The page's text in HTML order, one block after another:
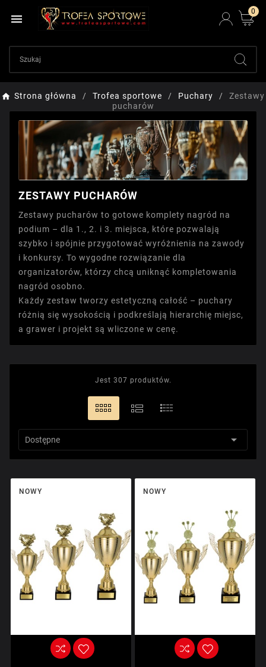

0
Strona główna Trofea sportowe Puchary
Zestawy
pucharów
ZESTAWY PUCHARÓW
Zestawy pucharów to gotowe komplety nagród na
podium – dla 1., 2. i 3. miejsca, które pozwalają
szybko i spójnie przygotować wyróżnienia na zawody
i konkursy. To wygodne rozwiązanie dla
organizatorów, którzy chcą uniknąć kompletowania
nagród osobno.
Każdy zestaw tworzy estetyczną całość – puchary
różnią się wysokością i podkreślają hierarchię miejsc,
a grawer i projekt są wliczone w cenę.
Jest 307 produktów.
Dostępne 
NOWY NOWY